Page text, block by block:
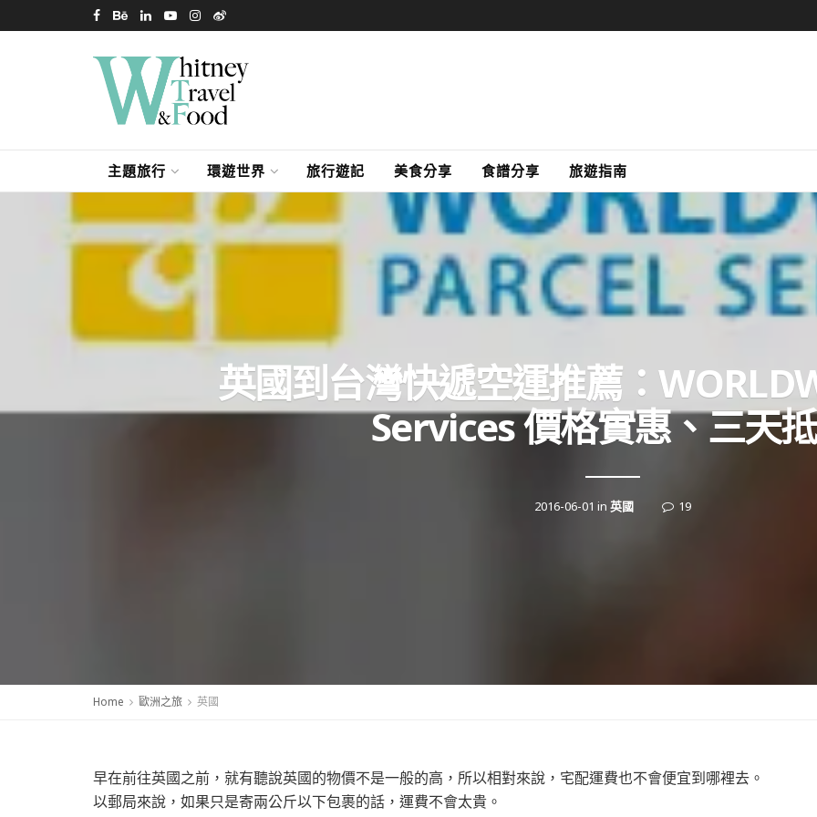
主題旅行 環遊世界 旅行遊記 美食分享 食譜分享 旅遊指南
英國到台灣快遞空運推薦：
Services 價格實惠、三天
2016-06-01 in 英國 19
Home 歐洲之旅 英國
早在前往英國之前，就有聽說英國的物價不是一般的高，所以相對來說，宅配運費也不會便宜到哪裡去。
以郵局來說，如果只是寄兩公斤以下包裹的話，運費不會太貴。